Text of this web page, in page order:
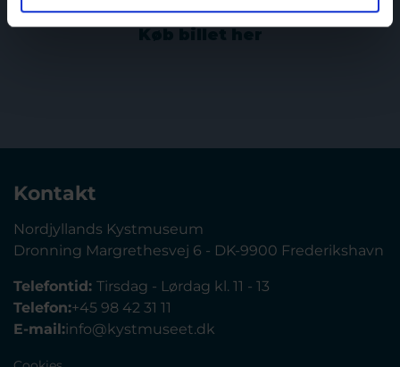
Kontakt
Nordjyllands Kystmuseum
Dronning Margrethesvej 6 - DK-9900 Frederikshavn
Telefontid: Tirsdag - Lørdag kl. 11 - 13
Telefon:+45 98 42 31 11
E-mail:info@kystmuseet.dk